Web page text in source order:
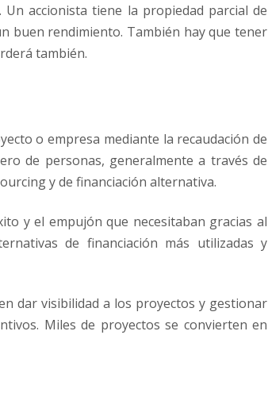
accionista tiene la propiedad parcial de
buen rendimiento. También hay que tener
también.
o empresa mediante la recaudación de
de personas, generalmente a través de
y de financiación alternativa.
y el empujón que necesitaban gracias al
de financiación más utilizadas y
dar visibilidad a los proyectos y gestionar
Miles de proyectos se convierten en